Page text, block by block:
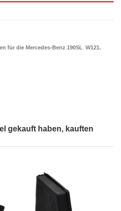
für die Mercedes-Benz 190SL W121.
gekauft haben, kauften